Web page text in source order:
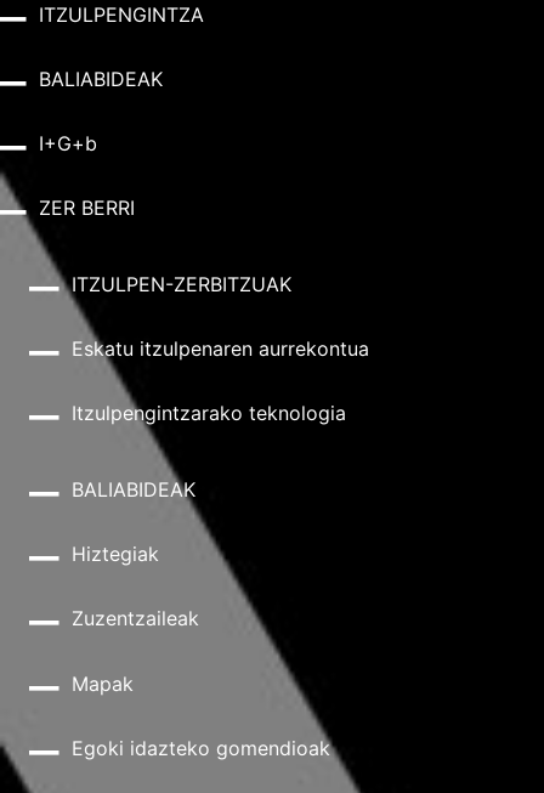
ITZULPENGINTZA
BALIABIDEAK
I+G+b
ZER BERRI
ITZULPEN-ZERBITZUAK
Eskatu itzulpenaren aurrekontua
Itzulpengintzarako teknologia
BALIABIDEAK
Hiztegiak
Zuzentzaileak
Mapak
Egoki idazteko gomendioak